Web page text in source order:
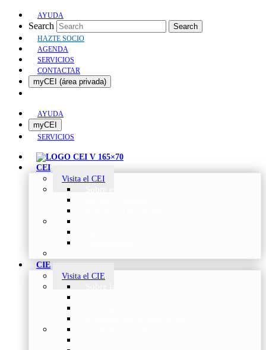
AYUDA
Search Search
HAZTE SOCIO
AGENDA
SERVICIOS
CONTACTAR
myCEI (área privada)
AYUDA
myCEI
SERVICIOS
CEI
Visita el CEI
CIE
Visita el CIE